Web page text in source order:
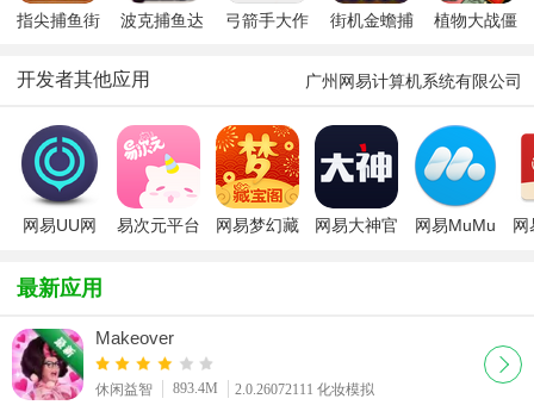
指尖捕鱼街
2026
波克捕鱼达
2026微信版
弓箭手大作
街机金蟾捕
植物大战僵
开发者其他应用 广州网易计算机系统有限公司
网易UU网
易次元平台
网易梦幻藏
网易大神官
网易MuMu
网
最新应用
Makeover
休闲益智 893.4M 2.0.26072111 化妆模拟